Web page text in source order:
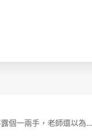
個一兩手，老師還以為...